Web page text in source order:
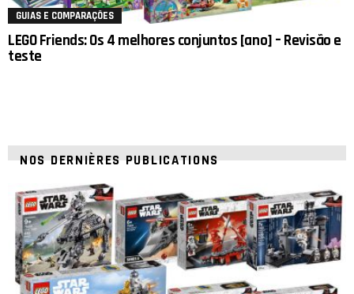
GUIAS E COMPARAÇÕES
LEGO Friends: Os 4 melhores conjuntos [ano] – Revisão e
teste
NOS DERNIÈRES PUBLICATIONS